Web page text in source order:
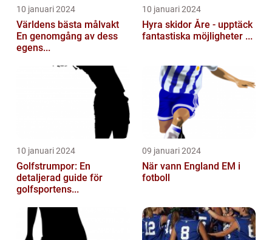
10 januari 2024
Världens bästa målvakt
En genomgång av dess
egens...
10 januari 2024
Hyra skidor Åre - upptäck
fantastiska möjligheter ...
10 januari 2024
Golfstrumpor: En
detaljerad guide för
golfsportens...
09 januari 2024
När vann England EM i
fotboll